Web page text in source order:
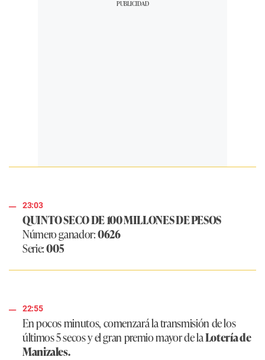
23:03
QUINTO SECO DE 100 MILLONES DE PESOS
Número ganador:0626
Serie:005
22:55
En pocos minutos, comenzará la transmisión de los
últimos 5 secos y el gran premio mayor de laLotería de
Manizales.